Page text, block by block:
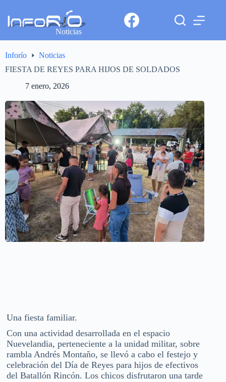
Noticias
Inforío
Noticias
FIESTA DE REYES PARA HIJOS DE SOLDADOS
7 enero, 2026
Una fiesta familiar.
Con una actividad desarrollada en el espacio
Nuevelandia, perteneciente a la unidad militar, sobre
rambla Andrés Montaño, se llevó a cabo el festejo y
celebración del Día de Reyes para hijos de efectivos
del Batallón Rincón. Los chicos disfrutaron una tarde